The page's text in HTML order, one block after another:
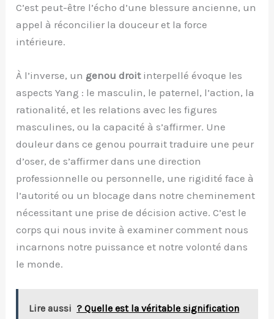
C’est peut-être l’écho d’une blessure ancienne, un
appel à réconcilier la douceur et la force
intérieure.
À l’inverse, un genou droitinterpellé évoque les
aspects Yang : le masculin, le paternel, l’action, la
rationalité, et les relations avec les figures
masculines, ou la capacité à s’affirmer. Une
douleur dans ce genou pourrait traduire une peur
d’oser, de s’affirmer dans une direction
professionnelle ou personnelle, une rigidité face à
l’autorité ou un blocage dans notre cheminement
nécessitant une prise de décision active. C’est le
corps qui nous invite à examiner comment nous
incarnons notre puissance et notre volonté dans
le monde.
Lire aussi ? Quelle est la véritable signification